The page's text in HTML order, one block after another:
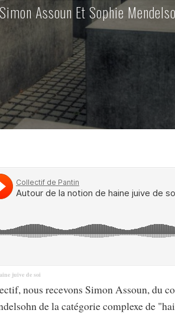
Simon Assoun Et Sophie
juive de soi
nous recevons Simon Assoun, du
de la catégorie complexe de